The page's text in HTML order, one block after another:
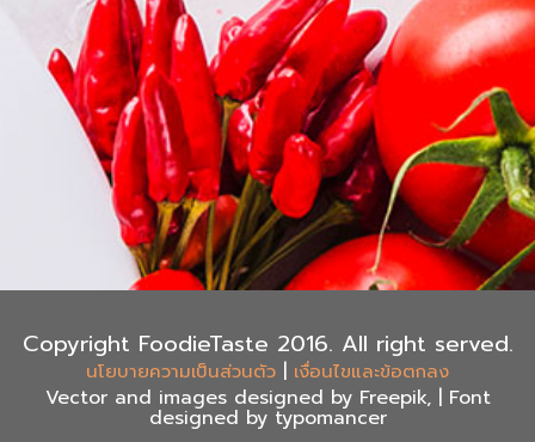
Copyright FoodieTaste 2016. All right served.
นโยบายความเป็นส่วนตัว | เงื่อนไขและข้อตกลง
Vector and images designed by Freepik, | Font
designed by typomancer